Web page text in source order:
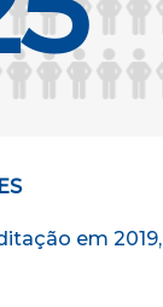
em 2019,